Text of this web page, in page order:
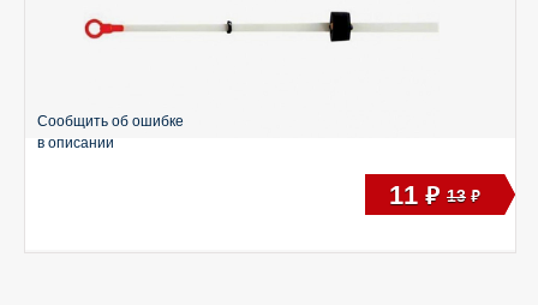
Сообщить об ошибке
в описании
11 руб 13 руб